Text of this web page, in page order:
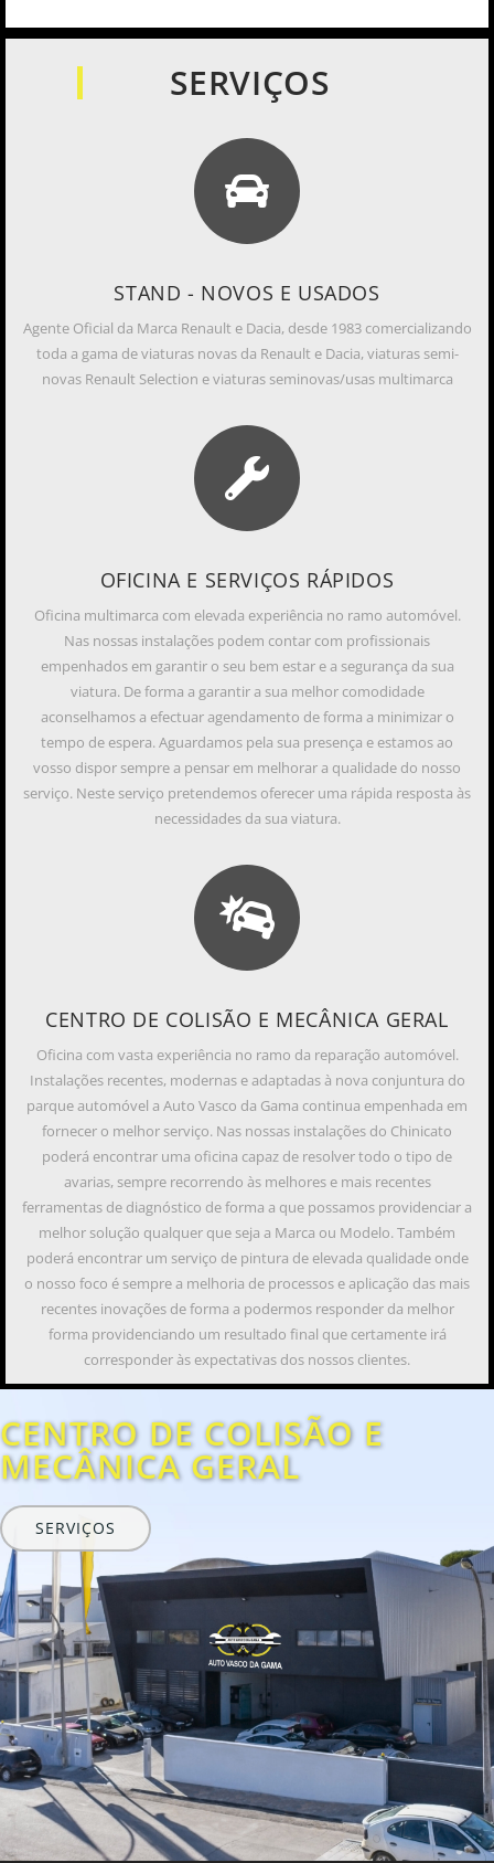
SERVIÇOS
STAND - NOVOS E USADOS
Agente Oficial da Marca Renault e Dacia, desde 1983 comercializando
toda a gama de viaturas novas da Renault e Dacia, viaturas semi-
novas Renault Selection e viaturas seminovas/usas multimarca
OFICINA E SERVIÇOS RÁPIDOS
Oficina multimarca com elevada experiência no ramo automóvel.
Nas nossas instalações podem contar com profissionais
empenhados em garantir o seu bem estar e a segurança da sua
viatura. De forma a garantir a sua melhor comodidade
aconselhamos a efectuar agendamento de forma a minimizar o
tempo de espera. Aguardamos pela sua presença e estamos ao
vosso dispor sempre a pensar em melhorar a qualidade do nosso
serviço. Neste serviço pretendemos oferecer uma rápida resposta às
necessidades da sua viatura.
CENTRO DE COLISÃO E MECÂNICA GERAL
Oficina com vasta experiência no ramo da reparação automóvel.
Instalações recentes, modernas e adaptadas à nova conjuntura do
parque automóvel a Auto Vasco da Gama continua empenhada em
fornecer o melhor serviço. Nas nossas instalações do Chinicato
poderá encontrar uma oficina capaz de resolver todo o tipo de
avarias, sempre recorrendo às melhores e mais recentes
ferramentas de diagnóstico de forma a que possamos providenciar a
melhor solução qualquer que seja a Marca ou Modelo. Também
poderá encontrar um serviço de pintura de elevada qualidade onde
o nosso foco é sempre a melhoria de processos e aplicação das mais
recentes inovações de forma a podermos responder da melhor
forma providenciando um resultado final que certamente irá
corresponder às expectativas dos nossos clientes.
CENTRO DE COLISÃO E
MECÂNICA GERAL
SERVIÇOS